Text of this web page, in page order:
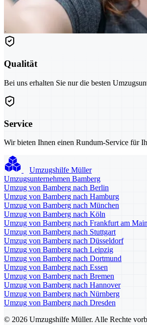
Qualität
Bei uns erhalten Sie nur die besten
Service
Wir bieten Ihnen einen Rundum-Service für
Umzugshilfe Müller
Umzugsunternehmen Bamberg
Umzug von Bamberg nach Berlin
Umzug von Bamberg nach Hamburg
Umzug von Bamberg nach München
Umzug von Bamberg nach Köln
Umzug von Bamberg nach Frankfurt am Main
Umzug von Bamberg nach Stuttgart
Umzug von Bamberg nach Düsseldorf
Umzug von Bamberg nach Leipzig
Umzug von Bamberg nach Dortmund
Umzug von Bamberg nach Essen
Umzug von Bamberg nach Bremen
Umzug von Bamberg nach Hannover
Umzug von Bamberg nach Nürnberg
Umzug von Bamberg nach Dresden
© 2026 Umzugshilfe Müller. Alle Rechte